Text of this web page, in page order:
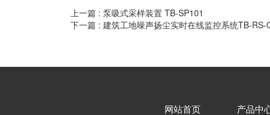
上一篇 : 泵吸式采样装置 TB-SP101
下一篇 : 建筑工地噪声扬尘实时在线监控系统TB-RS-
网站首页 产品中